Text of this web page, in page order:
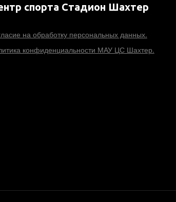
спорта Стадион Шахтер
на обработку персональных данных.
конфиденциальности МАУ ЦС Шахтер.